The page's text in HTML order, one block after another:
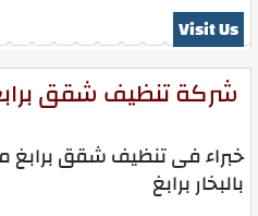
Visit Us
شركة تنظيف شقق
خبراء فى تنظيف شقق
بالبخار برابغ